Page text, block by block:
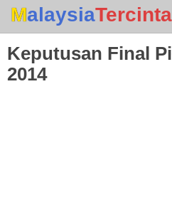
MalaysiaTercinta
Keputusan Final
2014